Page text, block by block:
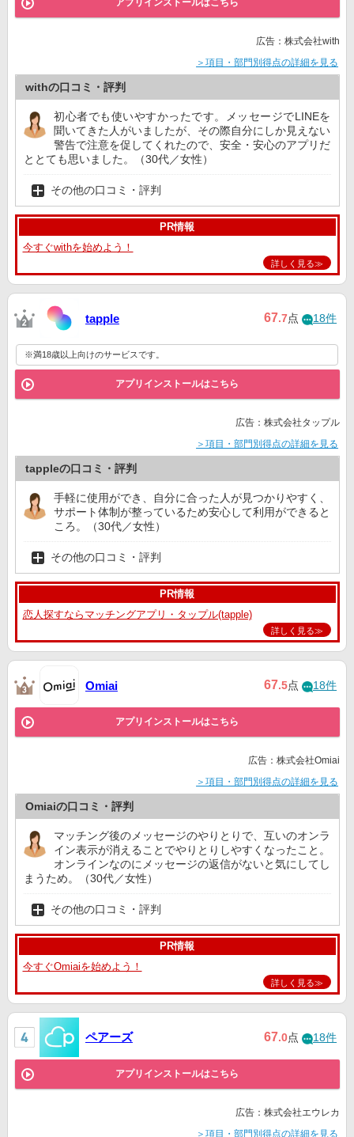
アプリインストールはこちら
広告：株式会社with
＞項目・部門別得点の詳細を見る
withの口コミ・評判
初心者でも使いやすかったです。メッセージでLINEを
聞いてきた人がいましたが、その際自分にしか見えない
警告で注意を促してくれたので、安全・安心のアプリだ
ととても思いました。（30代／女性）
その他の口コミ・評判
PR情報
今すぐwithを始めよう！
詳しく見る≫
tapple 67.7点 18件
※満18歳以上向けのサービスです。
アプリインストールはこちら
広告：株式会社タップル
＞項目・部門別得点の詳細を見る
tappleの口コミ・評判
手軽に使用ができ、自分に合った人が見つかりやすく、
サポート体制が整っているため安心して利用ができると
ころ。（30代／女性）
その他の口コミ・評判
PR情報
恋人探すならマッチングアプリ・タップル(tapple)
詳しく見る≫
Omiai 67.5点 18件
アプリインストールはこちら
広告：株式会社Omiai
＞項目・部門別得点の詳細を見る
Omiaiの口コミ・評判
マッチング後のメッセージのやりとりで、互いのオンラ
イン表示が消えることでやりとりしやすくなったこと。
オンラインなのにメッセージの返信がないと気にしてし
まうため。（30代／女性）
その他の口コミ・評判
PR情報
今すぐOmiaiを始めよう！
詳しく見る≫
ペアーズ 67.0点 18件
アプリインストールはこちら
広告：株式会社エウレカ
＞項目・部門別得点の詳細を見る